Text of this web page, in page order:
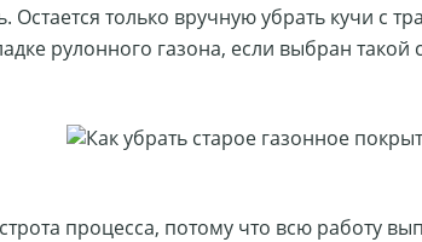
только вручную убрать кучи с
рулонного газона, если выбран такой
процесса, потому что всю работу